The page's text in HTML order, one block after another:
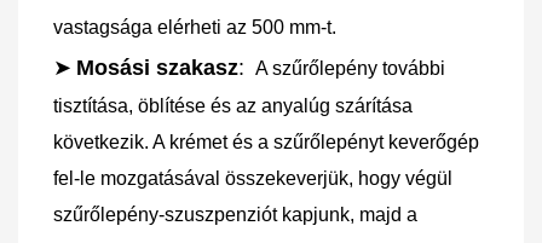
vastagsága elérheti az 500 mm-t.
➤ Mosási szakasz: A szűrőlepény további
tisztítása, öblítése és az anyalúg szárítása
következik. A krémet és a szűrőlepényt keverőgép
fel-le mozgatásával összekeverjük, hogy végül
szűrőlepény-szuszpenziót kapjunk, majd a